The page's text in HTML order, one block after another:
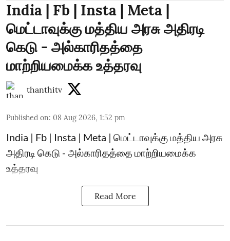
India | Fb | Insta | Meta |
மெட்டாவுக்கு மத்திய அரசு அதிரடி
கெடு - அல்காரிதத்தை
மாற்றியமைக்க உத்தரவு
thanthitv
Published on: 08 Aug 2026, 1:52 pm
India | Fb | Insta | Meta | மெட்டாவுக்கு மத்திய அரசு
அதிரடி கெடு - அல்காரிதத்தை மாற்றியமைக்க
உத்தரவு
Read More